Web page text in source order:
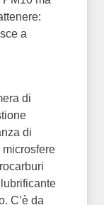
a
di
di
C’è da